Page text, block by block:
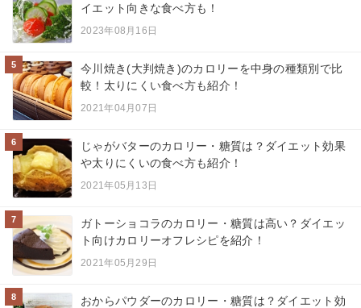
イエット向きな食べ方も！
2023年08月16日
5
今川焼き(大判焼き)のカロリーを中身の種類別で比
較！太りにくい食べ方も紹介！
2021年04月07日
6
じゃがバターのカロリー・糖質は？ダイエット効果
や太りにくいの食べ方も紹介！
2021年05月13日
7
ガトーショコラのカロリー・糖質は高い？ダイエッ
ト向けカロリーオフレシピを紹介！
2021年05月29日
8
おからパウダーのカロリー・糖質は？ダイエット効